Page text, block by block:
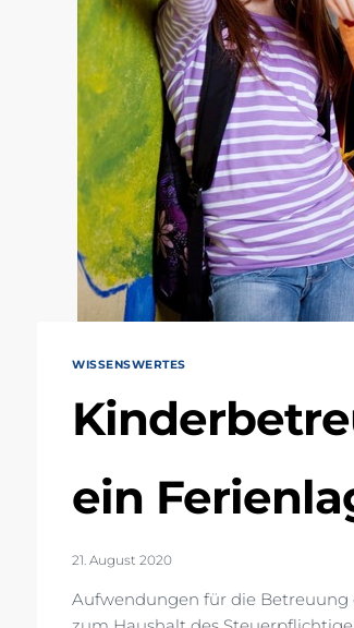
WISSENSWERTES
ein
21. August 2020
Aufwendungen für die Betreuung